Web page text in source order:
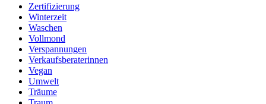
Zertifizierung
Winterzeit
Waschen
Vollmond
Verspannungen
Verkaufsberaterinnen
Vegan
Umwelt
Träume